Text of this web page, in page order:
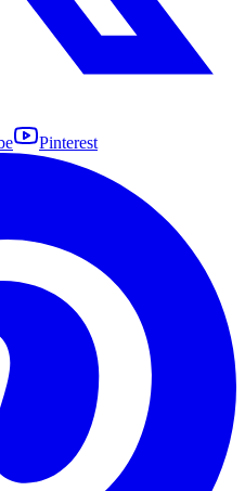
Pinterest